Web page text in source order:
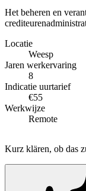
Het beheren en
Locatie
Weesp
Jaren werkervaring
8
Indicatie uurtarief
€55
Werkwijze
Remote
Kurz klären, ob das